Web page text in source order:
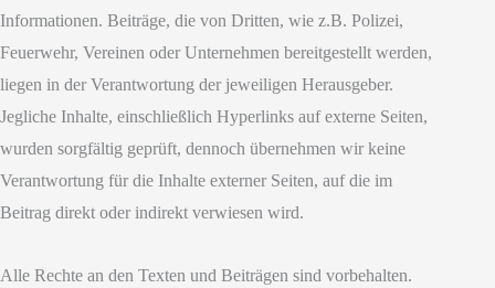
Informationen. Beiträge, die von Dritten, wie z.B. Polizei,
Feuerwehr, Vereinen oder Unternehmen bereitgestellt werden,
liegen in der Verantwortung der jeweiligen Herausgeber.
Jegliche Inhalte, einschließlich Hyperlinks auf externe Seiten,
wurden sorgfältig geprüft, dennoch übernehmen wir keine
Verantwortung für die Inhalte externer Seiten, auf die im
Beitrag direkt oder indirekt verwiesen wird.
Alle Rechte an den Texten und Beiträgen sind vorbehalten.